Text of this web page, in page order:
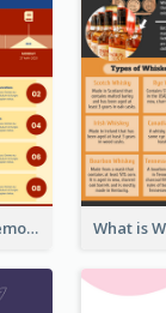
Red And Blue Memorial Day Fasts Infographic Design